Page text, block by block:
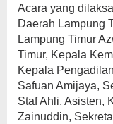
Acara yang
Daerah Lampung
Lampung Timur
Timur, Kepala
Kepala
Safuan Amijaya,
Staf Ahli, Asisten,
Zainuddin,